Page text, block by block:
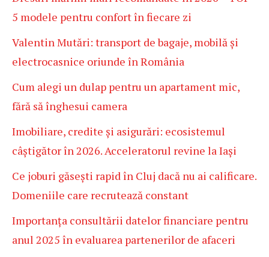
5 modele pentru confort în fiecare zi
Valentin Mutări: transport de bagaje, mobilă și
electrocasnice oriunde în România
Cum alegi un dulap pentru un apartament mic,
fără să înghesui camera
Imobiliare, credite și asigurări: ecosistemul
câștigător în 2026. Acceleratorul revine la Iași
Ce joburi găsești rapid în Cluj dacă nu ai calificare.
Domeniile care recrutează constant
Importanța consultării datelor financiare pentru
anul 2025 în evaluarea partenerilor de afaceri